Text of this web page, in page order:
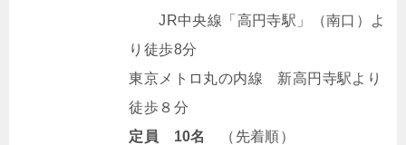
JR中央線「高円寺駅」（南口）よ
り徒歩8分
東京メトロ丸の内線 新高円寺駅より
徒歩８分
定員 10名
（先着順）